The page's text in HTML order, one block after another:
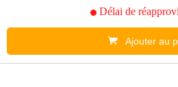
Délai de
Ajouter au